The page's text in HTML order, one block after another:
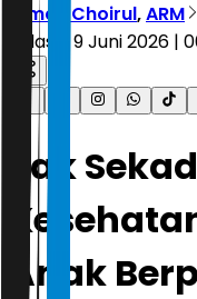
Dimas Choirul,ARM
Selasa, 9 Juni 2026 |
Tak
Anak